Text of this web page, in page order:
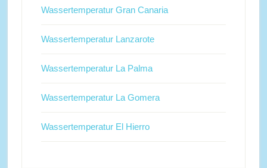
Wassertemperatur Gran Canaria
Wassertemperatur Lanzarote
Wassertemperatur La Palma
Wassertemperatur La Gomera
Wassertemperatur El Hierro